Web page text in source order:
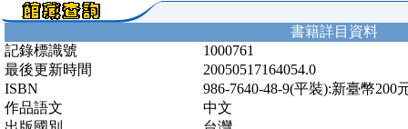
書籍詳目資料
記錄標識號
1000761
最後更新時間
20050517164054.0
ISBN
986-7640-48-9(平裝):新臺幣200
作品語文
中文